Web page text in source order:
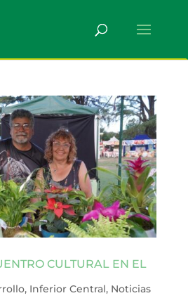
CULTURAL EN EL
, Inferior Central, Noticias